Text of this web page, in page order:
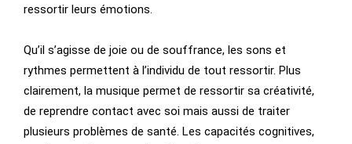
ressortir leurs émotions.
Qu’il s’agisse de joie ou de souffrance, les sons et
rythmes permettent à l’individu de tout ressortir. Plus
clairement, la musique permet de ressortir sa créativité,
de reprendre contact avec soi mais aussi de traiter
plusieurs problèmes de santé. Les capacités cognitives,